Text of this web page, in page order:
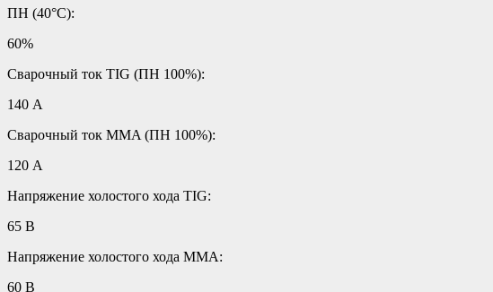
ПН (40°C):
60%
Сварочный ток TIG (ПН 100%):
140 А
Сварочный ток MMA (ПН 100%):
120 А
Напряжение холостого хода TIG:
65 В
Напряжение холостого хода MMA:
60 В